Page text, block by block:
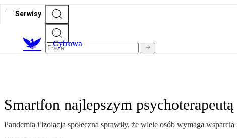
Serwisy
Cyfrowa
Smartfon najlepszym psychoterapeutą
Pandemia i izolacja społeczna sprawiły, że wiele osób wymaga